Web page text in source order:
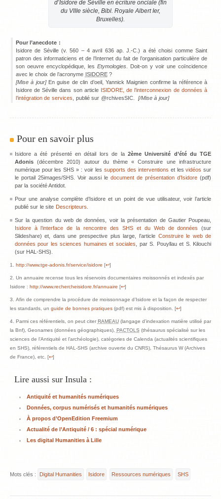
d’Isidore de Séville en écriture onciale (fin
du VIIIe siècle, Bibl. Royale Albert Ier,
Bruxelles).
Pour l’anecdote :
Isidore de Séville (v. 560 – 4 avril 636 ap. J.-C.) a été choisi comme Saint
patron des informaticiens et de l’Internet du fait de l’organisation particulière de
son oeuvre encyclopédique, les Etymologies . Doit-on y voir une coïncidence
avec le choix de l’acronyme ISIDORE?
[Mise à jour]En guise de clin d’oeil, Yannick Maignien confirme la référence à
Isidore de Séville dans son article ISIDORE, de l’interconnexion de données à
l’intégration de services , publié sur @rchivesSIC. [/Mise à jour]
Pour en savoir plus
Isidore a été présenté en détail lors de la 2ème Université d’été du TGE
Adonis(décembre 2010) autour du thème « Construire une infrastructure
numérique pour les SHS » : voir les supports des interventions et lesvidéos sur
le portail 25images/SHS. Voir aussi ledocument de présentation d’Isidore (pdf)
par la société Antidot.
Pour une analyse complète d’Isidore et un point de vue utilisateur, voir l’article
publié sur le site Descripteurs
Sur la question du web de données, voir la présentation de Gautier Poupeau,
Isidore à l’interface de la rencontre des SHS et du Web de données
(sur
Slideshare) et, dans une prespective plus large, l’article Construire le web de
données pour les sciences humaines et sociales , par S. Pouyllau et S. Kilouchi
(sur HAL-SHS).
http://www.tge-adonis.fr/service/isidore [↩]
Un annuaire recense tous les réservoirs documentaires moissonnés et indexés par
Isidore : http://www.rechercheisidore.fr/annuaire [↩]
Afin de comprendre la procédure de moissonnage d’Isidore et la façon de respecter
les standards, un guide de bonnes pratiques(pdf) est mis à disposition. [↩]
Parmi ces référentiels, on peut citer RAMEAU(langage d’indexation matière utilisé par
la Bnf), Geonames (données géographiques), PACTOLS (thésaurus spécialisé sur les
sciences de l’Antiquité et l’archéologie), catégories de Calenda (actualités scientifiques
en SHS), référentiels de HAL-SHS (archive ouverte du CNRS), Thésaurus W (Archives
de France), etc. [↩]
Lire aussi sur Insula :
Antiquité et humanités numériques
Données, corpus numérisés et humanités numériques
À propos d’OpenEdition Freemium
Actualité de l’Antiquité / 6 : spécial numérique
Les digital Humanities à Lille
Mots clés : Digital Humanities Isidore Ressources numériques SHS